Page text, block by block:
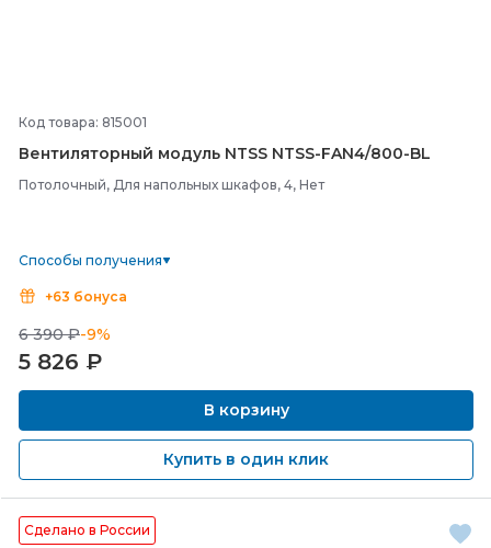
Код товара: 815001
Вентиляторный модуль NTSS NTSS-FAN4/800-BL
Потолочный, Для напольных шкафов, 4, Нет
Способы получения
+63 бонуса
6 390 ₽-9%
5 826 ₽
В корзину
Купить в один клик
Сделано в России